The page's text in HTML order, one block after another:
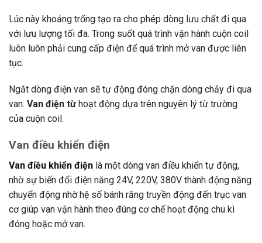
Lúc này khoảng trống tạo ra cho phép dòng lưu chất đi qua
với lưu lượng tối đa. Trong suốt quá trình vận hành cuộn coil
luôn luôn phải cung cấp điện để quá trình mở van được liên
tục.
Ngắt dòng điện van sẽ tự động đóng chặn dòng chảy đi qua
van. Van điện từhoạt động dựa trên nguyên lý từ trường
của cuộn coil.
Van điều khiển điện
Van điều khiển điện là một dòng van điều khiển tự động,
nhờ sự biến đổi điện năng 24V, 220V, 380V thành động năng
chuyển động nhờ hệ số bánh răng truyền động đến trục van
cơ giúp van vận hành theo đúng cơ chế hoạt động chu kì
đóng hoặc mở van.